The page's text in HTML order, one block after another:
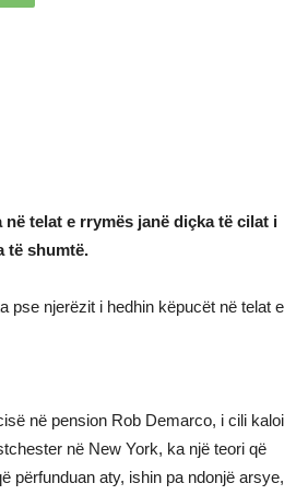
në telat e rrymës janë diçka të cilat i
të shumtë.
pse njerëzit i hedhin këpucët në telat e
në pension Rob Demarco, i cili kaloi
në New York, ka një teori që
përfunduan aty, ishin pa ndonjë arsye,